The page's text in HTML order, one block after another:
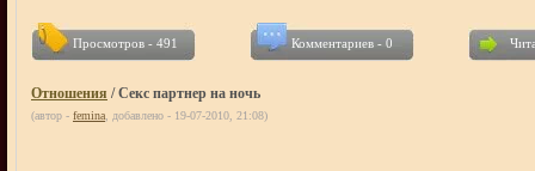
Просмотров - 491 Комментариев - 0
Отношения / Секс партнер на ночь
(автор - femina , добавлено - 19-07-2010, 21:08)